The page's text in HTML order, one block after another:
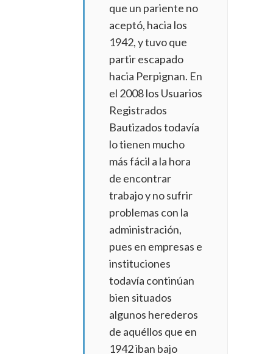
que un pariente no
aceptó, hacia los
1942, y tuvo que
partir escapado
hacia Perpignan. En
el 2008 los Usuarios
Registrados
Bautizados todavía
lo tienen mucho
más fácil a la hora
de encontrar
trabajo y no sufrir
problemas con la
administración,
pues en empresas e
instituciones
todavía continúan
bien situados
algunos herederos
de aquéllos que en
1942 iban bajo